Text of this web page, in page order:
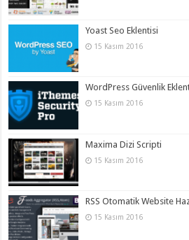
Yoast Seo Eklentisi
15 Kasım 2016
WordPress Güvenlik
15 Kasım 2016
Maxima Dizi Scripti
15 Kasım 2016
RSS Otomatik Website
15 Kasım 2016